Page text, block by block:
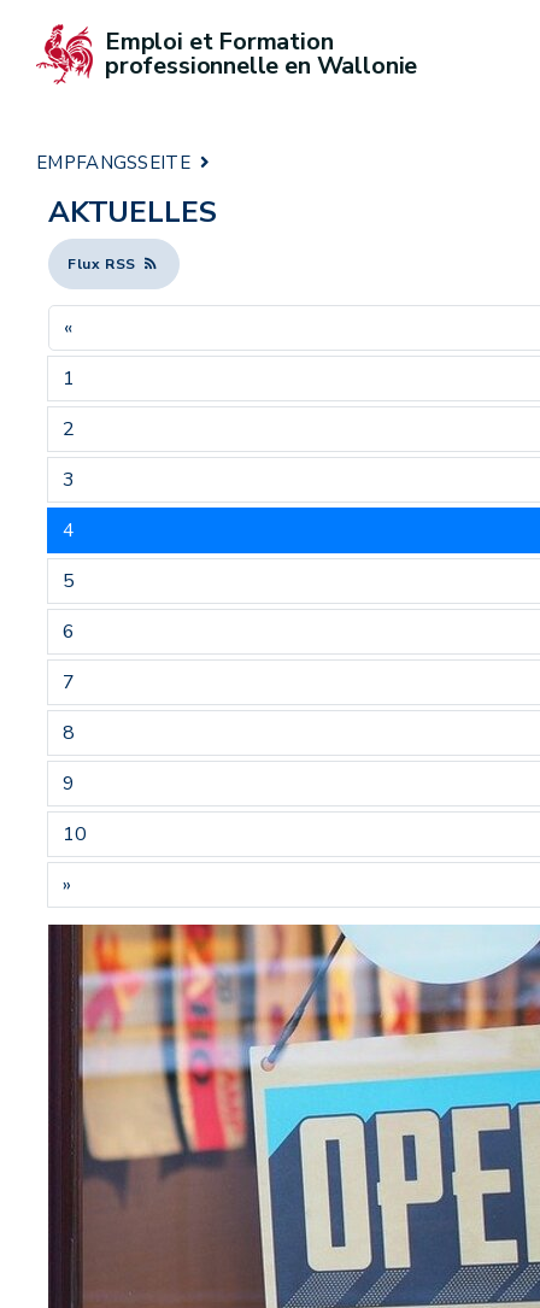
Emploi et Formation
professionnelle en Wallonie
EMPFANGSSEITE
AKTUELLES
Flux RSS
«
1
2
3
4
5
6
7
8
9
10
»